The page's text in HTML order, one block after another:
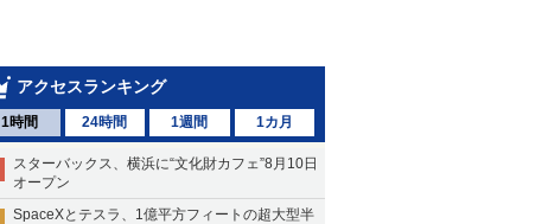
アクセスランキング
1時間 24時間 1週間 1カ月
スターバックス、横浜に“文化財カフェ”8月10日
オープン
SpaceXとテスラ、1億平方フィートの超大型半